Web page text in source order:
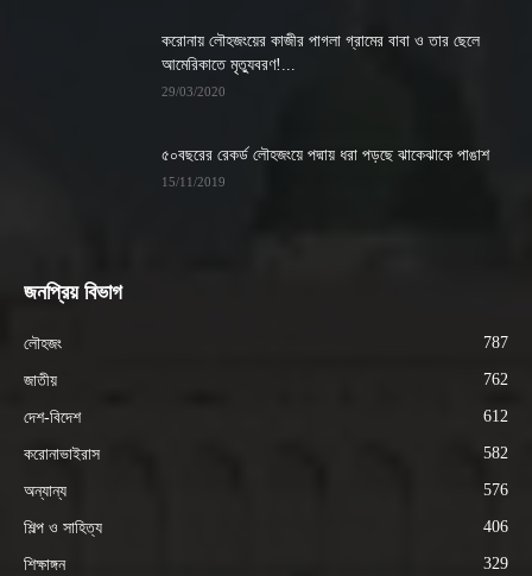
করোনায় লৌহজংয়ের কাজীর পাগলা গ্রামের বাবা ও তার ছেলে
আমেরিকাতে মৃত্যুবরণ!...
29/03/2020
৫০বছরের রেকর্ড লৌহজংয়ে পদ্মায় ধরা পড়ছে ঝাকেঝাকে পাঙাশ
15/11/2019
জনপ্রিয় বিভাগ
লৌহজং 787
জাতীয় 762
দেশ-বিদেশ 612
করোনাভাইরাস 582
অন্যান্য 576
শিল্প ও সাহিত্য 406
শিক্ষাঙ্গন 329